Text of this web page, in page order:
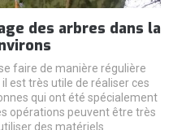
des arbres dans la
faire de manière régulière
est très utile de réaliser ces
qui ont été spécialement
opérations peuvent être très
des matériels